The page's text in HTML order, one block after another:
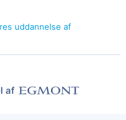
uddannelse af
af